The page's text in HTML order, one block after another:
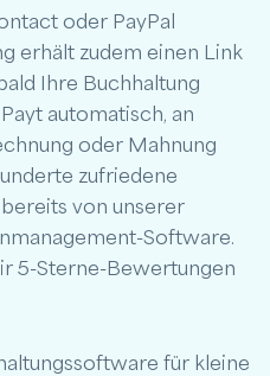
oder PayPal
erhält zudem einen Link
Ihre Buchhaltung
automatisch, an
oder Mahnung
zufriedene
von unserer
Software.
5-Sterne-Bewertungen
für kleine